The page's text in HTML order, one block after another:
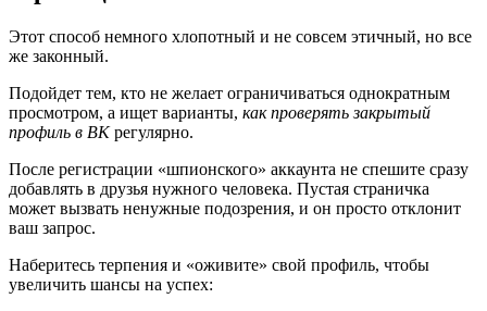
Этот способ немного хлопотный и не совсем этичный, но все
же законный.
Подойдет тем, кто не желает ограничиваться однократным
просмотром, а ищет варианты, как проверять закрытый
профиль в ВКрегулярно.
После регистрации «шпионского» аккаунта не спешите сразу
добавлять в друзья нужного человека. Пустая страничка
может вызвать ненужные подозрения, и он просто отклонит
ваш запрос.
Наберитесь терпения и «оживите» свой профиль, чтобы
увеличить шансы на успех: